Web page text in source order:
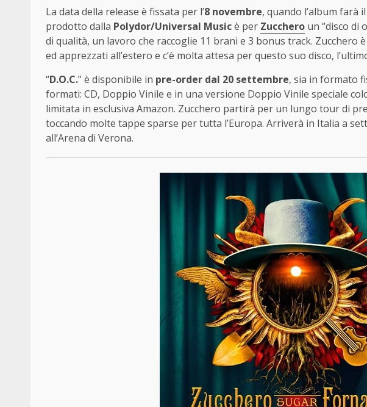
La data della release è fissata per l’8 novembre, quando l’album farà
prodotto dalla Polydor/Universal Musicè per Zucchero un “disco di
di qualità, un lavoro che raccoglie 11 brani e 3 bonus track. Zucchero
ed apprezzati all’estero e c’è molta attesa per questo suo disco,
“D.O.C.” è disponibile in pre-order dal 20 settembre, sia in formato
formati: CD, Doppio Vinile e in una versione Doppio Vinile speciale
limitata in esclusiva Amazon. Zucchero partirà per un lungo tour di
toccando molte tappe sparse per tutta l’Europa. Arriverà in Italia a
all’Arena di Verona.